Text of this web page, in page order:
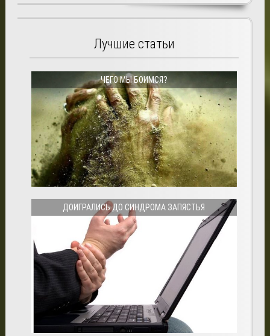
Лучшие статьи
ЧЕГО МЫ БОИМСЯ?
ДОИГРАЛИСЬ ДО СИНДРОМА ЗАПЯСТЬЯ